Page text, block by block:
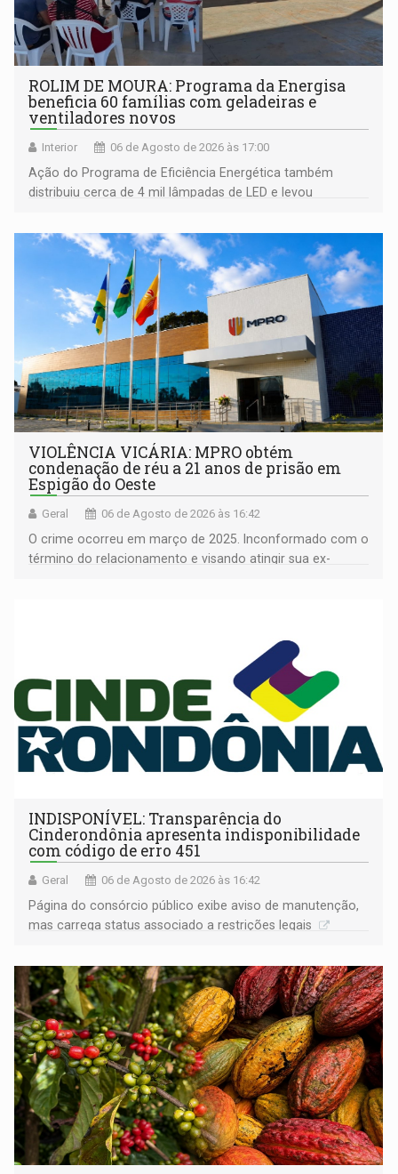
ROLIM DE MOURA: Programa da Energisa
beneficia 60 famílias com geladeiras e
ventiladores novos
Interior 06 de Agosto de 2026 às 17:00
Ação do Programa de Eficiência Energética também
distribuiu cerca de 4 mil lâmpadas de LED e levou
comunidade
VIOLÊNCIA VICÁRIA: MPRO obtém
condenação de réu a 21 anos de prisão em
Espigão do Oeste
Geral 06 de Agosto de 2026 às 16:42
O crime ocorreu em março de 2025. Inconformado com o
término do relacionamento e visando atingir sua ex-
INDISPONÍVEL: Transparência do
Cinderondônia apresenta indisponibilidade
com código de erro 451
Geral 06 de Agosto de 2026 às 16:42
Página do consórcio público exibe aviso de manutenção,
mas carrega status associado a restrições legais